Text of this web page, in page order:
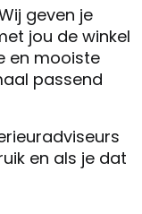
geven je
jou de winkel
en mooiste
passend
en als je dat